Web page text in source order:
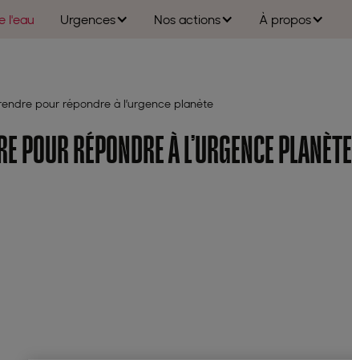
l'eau Urgences Nos actions À propos
pour répondre à l’urgence planète
POUR RÉPONDRE À L’URGENCE PLANÈTE